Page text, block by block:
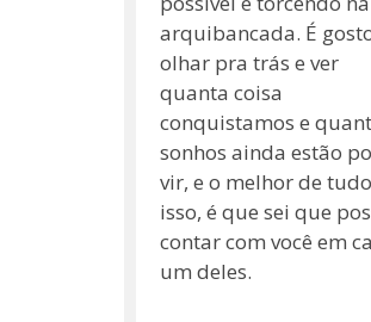
arquibancada. É
olhar pra trás e ver
quanta coisa
conquistamos e
sonhos ainda estão
vir, e o melhor de tudo
isso, é que sei que
contar com você em
um deles.